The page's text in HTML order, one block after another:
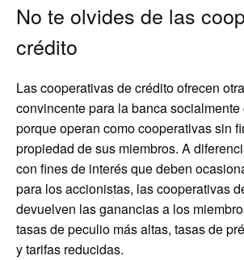
No te olvides de las
crédito
Las cooperativas de crédito ofrecen
convincente para la banca
porque operan como cooperativas sin
propiedad de sus miembros. A
con fines de interés que deben
para los accionistas, las cooperativas
devuelven las ganancias a los
tasas de peculio más altas, tasas de
y tarifas reducidas.